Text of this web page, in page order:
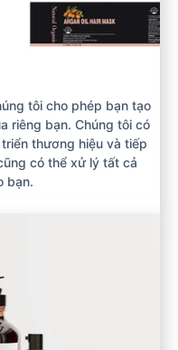
tôi cho phép bạn tạo
riêng bạn. Chúng tôi có
thương hiệu và tiếp
có thể xử lý tất cả
bạn.